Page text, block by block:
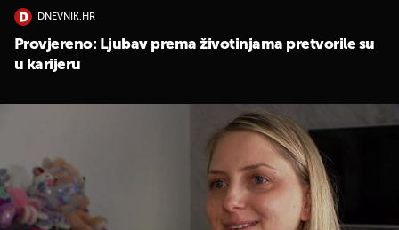
DNEVNIK.HR
Provjereno: Ljubav prema životinjama pretvorile su
u karijeru